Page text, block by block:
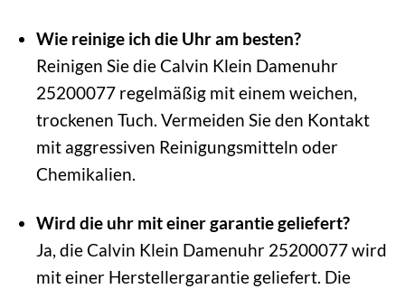
Wie reinige ich die Uhr am besten?
Reinigen Sie die Calvin Klein Damenuhr
25200077 regelmäßig mit einem weichen,
trockenen Tuch. Vermeiden Sie den Kontakt
mit aggressiven Reinigungsmitteln oder
Chemikalien.
Wird die uhr mit einer garantie geliefert?
Ja, die Calvin Klein Damenuhr 25200077 wird
mit einer Herstellergarantie geliefert. Die